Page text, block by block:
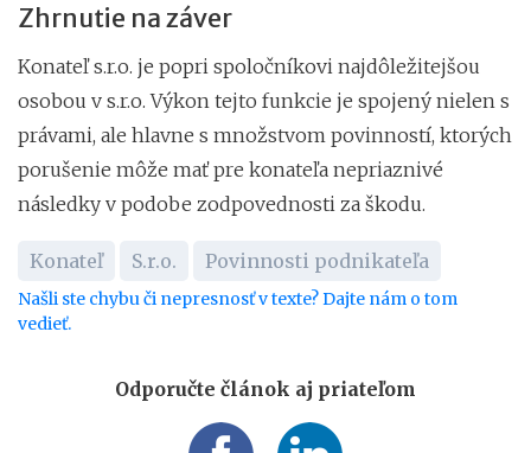
Zhrnutie na záver
Konateľ s.r.o. je popri spoločníkovi najdôležitejšou
osobou v s.r.o. Výkon tejto funkcie je spojený nielen s
právami, ale hlavne s množstvom povinností, ktorých
porušenie môže mať pre konateľa nepriaznivé
následky v podobe zodpovednosti za škodu.
Konateľ S.r.o. Povinnosti podnikateľa
Našli ste chybu či nepresnosť v texte? Dajte nám o tom
vedieť.
Odporučte článok aj priateľom